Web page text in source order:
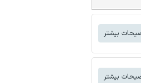
بیشتر
بیشتر